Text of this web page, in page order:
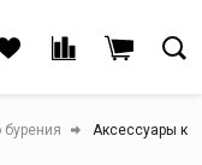
бурения
Аксессуары к